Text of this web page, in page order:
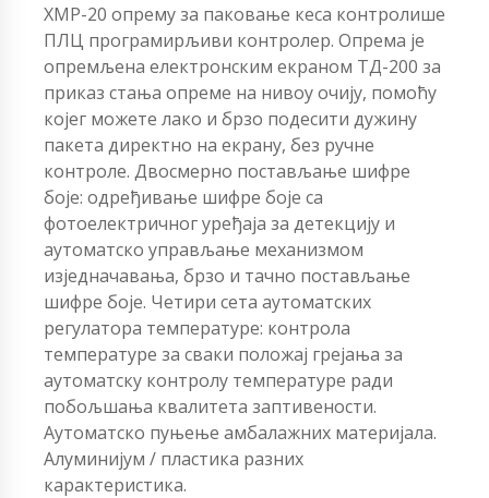
ХМР-20 опрему за паковање кеса контролише
ПЛЦ програмирљиви контролер. Опрема је
опремљена електронским екраном ТД-200 за
приказ стања опреме на нивоу очију, помоћу
којег можете лако и брзо подесити дужину
пакета директно на екрану, без ручне
контроле. Двосмерно постављање шифре
боје: одређивање шифре боје са
фотоелектричног уређаја за детекцију и
аутоматско управљање механизмом
изједначавања, брзо и тачно постављање
шифре боје. Четири сета аутоматских
регулатора температуре: контрола
температуре за сваки положај грејања за
аутоматску контролу температуре ради
побољшања квалитета заптивености.
Аутоматско пуњење амбалажних материјала.
Алуминијум / пластика разних
карактеристика.